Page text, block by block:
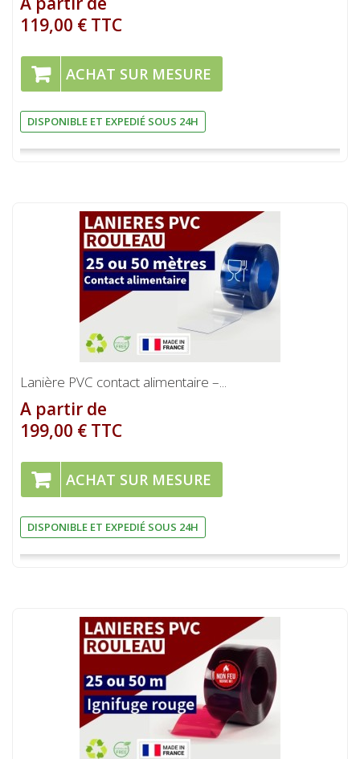
119,00 € TTC
ACHAT SUR MESURE
DISPONIBLE ET EXPEDIÉ SOUS 24H
Lanière PVC contact alimentaire –...
A partir de
199,00 € TTC
ACHAT SUR MESURE
DISPONIBLE ET EXPEDIÉ SOUS 24H